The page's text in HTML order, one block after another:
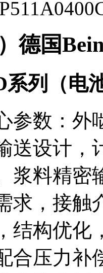
）德国
系列（电
参数：外
送设计，
浆料精密
求，接触
结构优化
合压力补